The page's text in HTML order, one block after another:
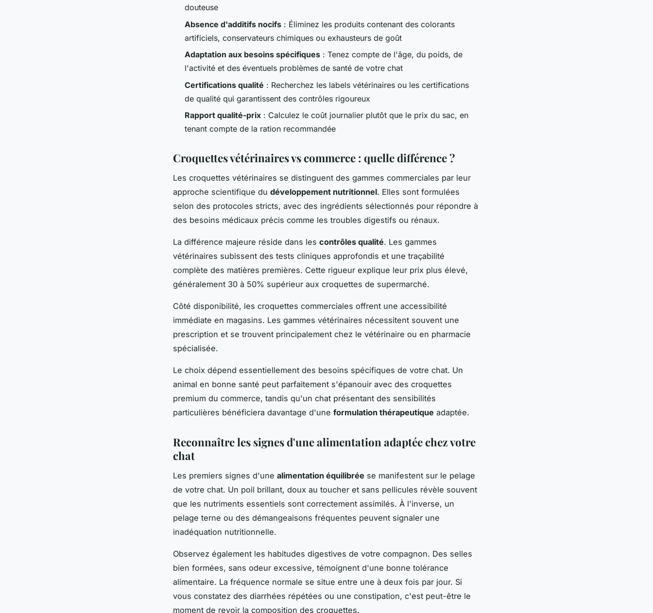
douteuse
Absence d'additifs nocifs : Éliminez les produits contenant des colorants
artificiels, conservateurs chimiques ou exhausteurs de goût
Adaptation aux besoins spécifiques : Tenez compte de l'âge, du poids, de
l'activité et des éventuels problèmes de santé de votre chat
Certifications qualité : Recherchez les labels vétérinaires ou les certifications
de qualité qui garantissent des contrôles rigoureux
Rapport qualité-prix : Calculez le coût journalier plutôt que le prix du sac, en
tenant compte de la ration recommandée
Croquettes vétérinaires vs commerce : quelle différence ?
Les croquettes vétérinaires se distinguent des gammes commerciales par leur
approche scientifique du développement nutritionnel. Elles sont formulées
selon des protocoles stricts, avec des ingrédients sélectionnés pour répondre à
des besoins médicaux précis comme les troubles digestifs ou rénaux.
La différence majeure réside dans les contrôles qualité. Les gammes
vétérinaires subissent des tests cliniques approfondis et une traçabilité
complète des matières premières. Cette rigueur explique leur prix plus élevé,
généralement 30 à 50% supérieur aux croquettes de supermarché.
Côté disponibilité, les croquettes commerciales offrent une accessibilité
immédiate en magasins. Les gammes vétérinaires nécessitent souvent une
prescription et se trouvent principalement chez le vétérinaire ou en pharmacie
spécialisée.
Le choix dépend essentiellement des besoins spécifiques de votre chat. Un
animal en bonne santé peut parfaitement s'épanouir avec des croquettes
premium du commerce, tandis qu'un chat présentant des sensibilités
particulières bénéficiera davantage d'une formulation thérapeutique adaptée.
Reconnaître les signes d'une alimentation adaptée chez votre
chat
Les premiers signes d'une alimentation équilibrée se manifestent sur le pelage
de votre chat. Un poil brillant, doux au toucher et sans pellicules révèle souvent
que les nutriments essentiels sont correctement assimilés. À l'inverse, un
pelage terne ou des démangeaisons fréquentes peuvent signaler une
inadéquation nutritionnelle.
Observez également les habitudes digestives de votre compagnon. Des selles
bien formées, sans odeur excessive, témoignent d'une bonne tolérance
alimentaire. La fréquence normale se situe entre une à deux fois par jour. Si
vous constatez des diarrhées répétées ou une constipation, c'est peut-être le
moment de revoir la composition des croquettes.